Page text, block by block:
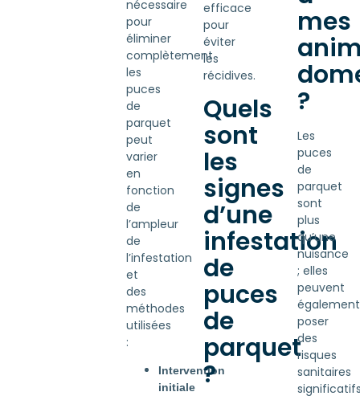
nécessaire
pour
éliminer
complètement
les
puces
de
parquet
peut
varier
en
fonction
de
l’ampleur
de
l’infestation
et
des
méthodes
utilisées
:
Intervention
initiale
efficace
pour
éviter
les
récidives.
Quels
sont
les
signes
d’une
infestation
de
puces
de
parquet
?
mes
?
Les
puces
de
parquet
sont
plus
qu’une
nuisance
; elles
peuvent
également
poser
des
risques
sanitaires